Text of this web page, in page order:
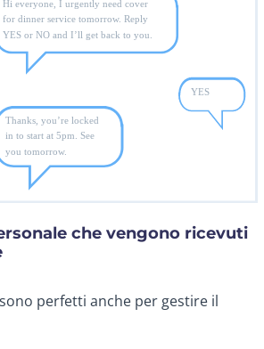
che vengono ricevuti
perfetti anche per gestire il